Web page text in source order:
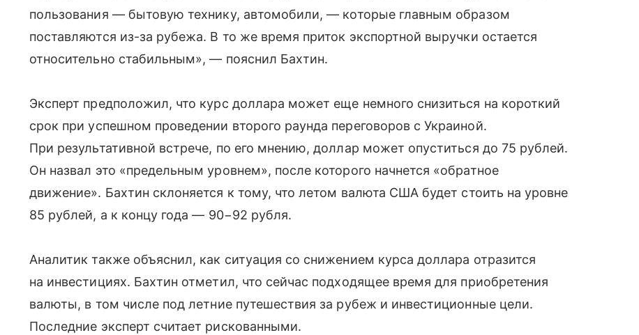
пользования — бытовую технику, автомобили, — которые главным образом
поставляются из-за рубежа. В то же время приток экспортной выручки остается
относительно стабильным», — пояснил Бахтин.
Эксперт предположил, что курс доллара может еще немного снизиться на короткий
срок при успешном проведении второго раунда переговоров с Украиной.
При результативной встрече, по его мнению, доллар может опуститься до 75 рублей.
Он назвал это «предельным уровнем», после которого начнется «обратное
движение». Бахтин склоняется к тому, что летом валюта США будет стоить на уровне
85 рублей, а к концу года — 90−92 рубля.
Аналитик также объяснил, как ситуация со снижением курса доллара отразится
на инвестициях. Бахтин отметил, что сейчас подходящее время для приобретения
валюты, в том числе под летние путешествия за рубеж и инвестиционные цели.
Последние эксперт считает рискованными.